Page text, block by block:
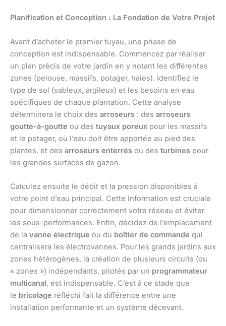
Planification et Conception : La Fondation de Votre Projet
Avant d’acheter le premier tuyau, une phase de
conception est indispensable. Commencez par réaliser
un plan précis de votre jardin en y notant les différentes
zones (pelouse, massifs, potager, haies). Identifiez le
type de sol (sableux, argileux) et les besoins en eau
spécifiques de chaque plantation. Cette analyse
déterminera le choix des arroseurs : des arroseurs
goutte-à-goutte ou des tuyaux poreux pour les massifs
et le potager, où l’eau doit être apportée au pied des
plantes, et des arroseurs enterrés ou des turbines pour
les grandes surfaces de gazon.
Calculez ensuite le débit et la pression disponibles à
votre point d’eau principal. Cette information est cruciale
pour dimensionner correctement votre réseau et éviter
les sous-performances. Enfin, décidez de l’emplacement
de la vanne électrique ou du boîtier de commande qui
centralisera les électrovannes. Pour les grands jardins aux
zones hétérogènes, la création de plusieurs circuits (ou
« zones ») indépendants, pilotés par un programmateur
multicanal, est indispensable. C’est à ce stade que
le bricolage réfléchi fait la différence entre une
installation performante et un système décevant.